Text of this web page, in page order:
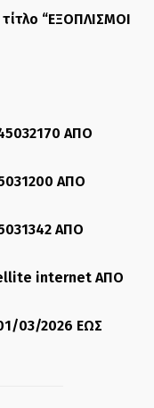
“ΕΞΟΠΛΙΣΜΟΙ
ΑΠΟ
ΑΠΟ
ΑΠΟ
internet ΑΠΟ
03/2026 ΕΩΣ